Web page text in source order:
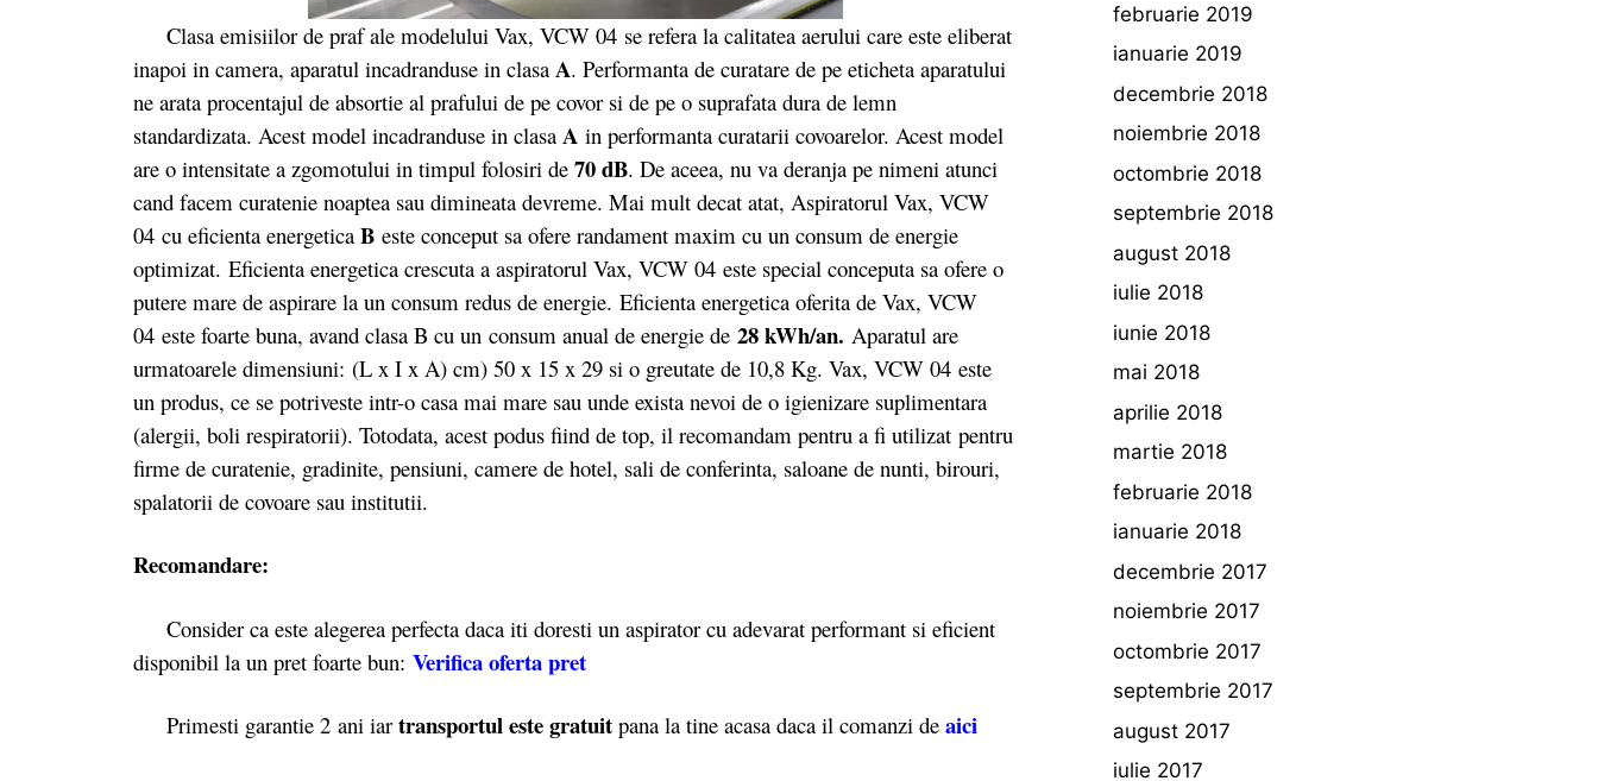
Clasa emisiilor de praf ale modelului Vax, VCW 04 se refera la calitatea aerului care este eliberat
inapoi in camera, aparatul incadranduse in clasa A. Performanta de curatare de pe eticheta aparatului
ne arata procentajul de absortie al prafului de pe covor si de pe o suprafata dura de lemn
standardizata. Acest model incadranduse in clasa A in performanta curatarii covoarelor. Acest model
are o intensitate a zgomotului in timpul folosiri de 70 dB. De aceea, nu va deranja pe nimeni atunci
cand facem curatenie noaptea sau dimineata devreme. Mai mult decat atat, Aspiratorul Vax, VCW
04 cu eficienta energetica B este conceput sa ofere randament maxim cu un consum de energie
optimizat. Eficienta energetica crescuta a aspiratorul Vax, VCW 04 este special conceputa sa ofere o
putere mare de aspirare la un consum redus de energie. Eficienta energetica oferita de Vax, VCW
04 este foarte buna, avand clasa B cu un consum anual de energie de 28 kWh/an. Aparatul are
urmatoarele dimensiuni: (L x I x A) cm) 50 x 15 x 29 si o greutate de 10,8 Kg. Vax, VCW 04 este
un produs, ce se potriveste intr-o casa mai mare sau unde exista nevoi de o igienizare suplimentara
(alergii, boli respiratorii). Totodata, acest podus fiind de top, il recomandam pentru a fi utilizat pentru
firme de curatenie, gradinite, pensiuni, camere de hotel, sali de conferinta, saloane de nunti, birouri,
spalatorii de covoare sau institutii.
Recomandare:
Consider ca este alegerea perfecta daca iti doresti un aspirator cu adevarat performant si eficient
disponibil la un pret foarte bun: Verifica oferta pret
Primesti garantie 2 ani iar transportul este gratuit pana la tine acasa daca il comanzi de aici
februarie 2019
ianuarie 2019
decembrie 2018
noiembrie 2018
octombrie 2018
septembrie 2018
august 2018
iulie 2018
iunie 2018
mai 2018
aprilie 2018
martie 2018
februarie 2018
ianuarie 2018
decembrie 2017
noiembrie 2017
octombrie 2017
septembrie 2017
august 2017
iulie 2017